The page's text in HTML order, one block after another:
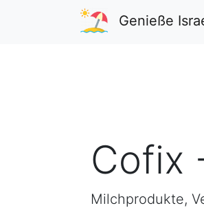
Genieße
Cofix
Milchprodukte,